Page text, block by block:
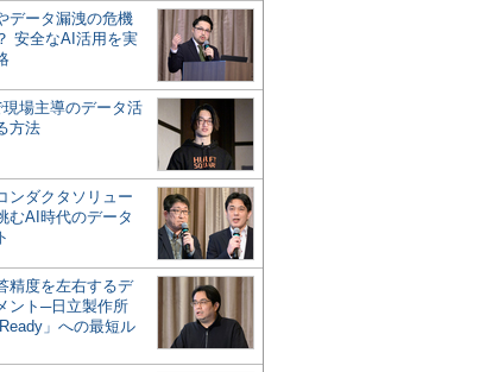
データ漏洩の危機
安全なAI活用を実
場主導のデータ活
方法
ンダクタソリュー
むAI時代のデータ
精度を左右するデ
ント─日立製作所
」への最短ル